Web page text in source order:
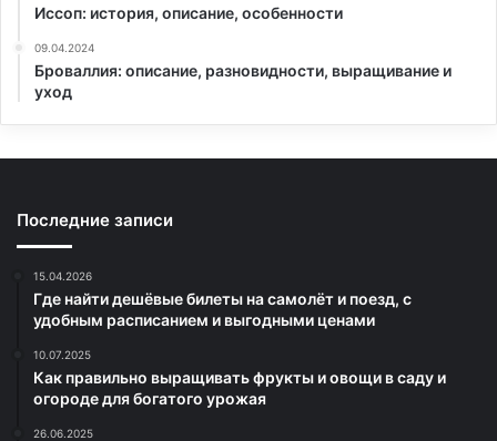
Иссоп: история, описание, особенности
09.04.2024
Броваллия: описание, разновидности, выращивание и
уход
Последние записи
15.04.2026
Где найти дешёвые билеты на самолёт и поезд, с
удобным расписанием и выгодными ценами
10.07.2025
Как правильно выращивать фрукты и овощи в саду и
огороде для богатого урожая
26.06.2025